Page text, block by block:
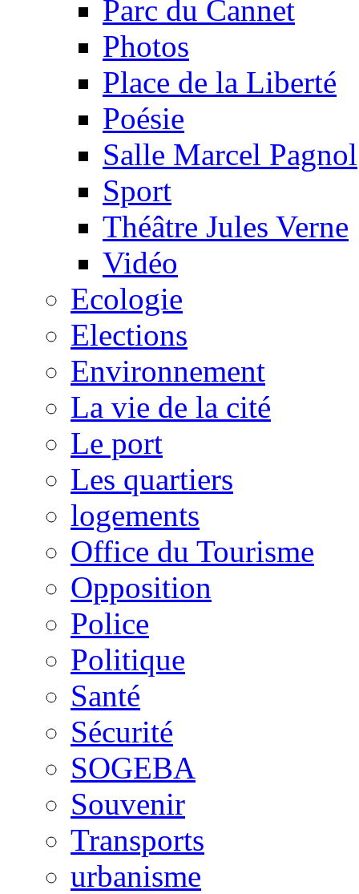
Parc du Cannet
Photos
Place de la Liberté
Poésie
Salle Marcel Pagnol
Sport
Théâtre Jules Verne
Vidéo
Ecologie
Elections
Environnement
La vie de la cité
Le port
Les quartiers
logements
Office du Tourisme
Opposition
Police
Politique
Santé
Sécurité
SOGEBA
Souvenir
Transports
urbanisme